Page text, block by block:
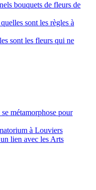
bouquets de fleurs de
sont les règles à
sont les fleurs qui ne
métamorphose pour
à Louviers
lien avec les Arts